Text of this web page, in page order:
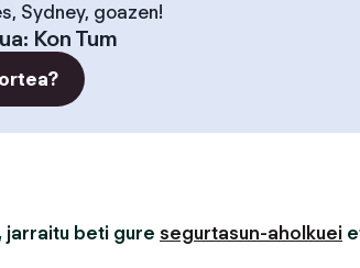
Sydney, goazen!
: Kon Tum
jarraitu beti gure segurtasun-aholkuei